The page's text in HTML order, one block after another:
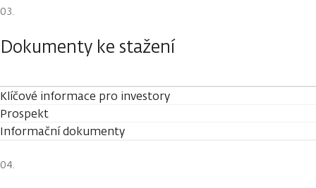
Dokumenty ke stažení
Klíčové informace pro investory
Prospekt
Informační dokumenty